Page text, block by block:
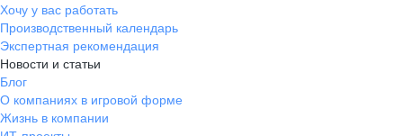
Хочу у вас работать
Производственный календарь
Экспертная рекомендация
Новости и статьи
Блог
О компаниях в игровой форме
Жизнь в компании